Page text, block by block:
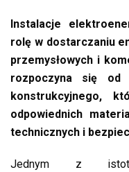
Instalacje
rolę w dostarczaniu
przemysłowych i
rozpoczyna się od
konstrukcyjnego,
odpowiednich
technicznych i
Jednym z